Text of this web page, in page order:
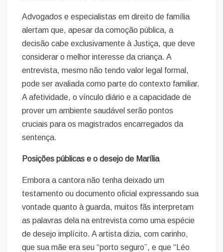
Advogados e especialistas em direito de família
alertam que, apesar da comoção pública, a
decisão cabe exclusivamente à Justiça, que deve
considerar o melhor interesse da criança. A
entrevista, mesmo não tendo valor legal formal,
pode ser avaliada como parte do contexto familiar.
A afetividade, o vínculo diário e a capacidade de
prover um ambiente saudável serão pontos
cruciais para os magistrados encarregados da
sentença.
Posições públicas e o desejo de Marília
Embora a cantora não tenha deixado um
testamento ou documento oficial expressando sua
vontade quanto à guarda, muitos fãs interpretam
as palavras dela na entrevista como uma espécie
de desejo implícito. A artista dizia, com carinho,
que sua mãe era seu “porto seguro”, e que “Léo